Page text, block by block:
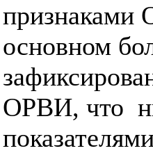
признаками
основном
ОРВИ, что